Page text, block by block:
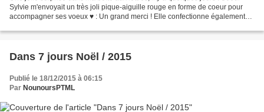
Sylvie m'envoyait un très joli pique-aiguille rouge en forme de coeur pour
accompagner ses voeux ♥ : Un grand merci ! Elle confectionne également
Dans 7 jours Noël / 2015
Publié le 18/12/2015 à 06:15
Par NounoursPTML